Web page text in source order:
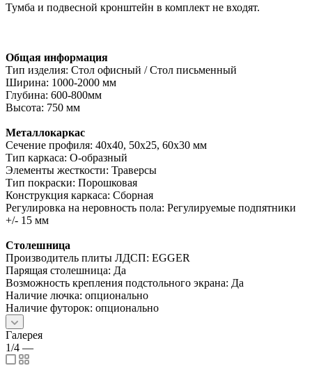
Тумба и подвесной кронштейн в комплект не входят.
Общая информация
Тип изделия: Стол офисный / Стол письменный
Ширина: 1000-2000 мм
Глубина: 600-800мм
Высота: 750 мм
Металлокаркас
Сечение профиля: 40х40, 50х25, 60х30 мм
Тип каркаса: О-образный
Элементы жесткости: Траверсы
Тип покраски: Порошковая
Конструкция каркаса: Сборная
Регулировка на неровность пола: Регулируемые подпятники
+/- 15 мм
Столешница
Производитель плиты ЛДСП: EGGER
Парящая столешница: Да
Возможность крепления подстольного экрана: Да
Наличие лючка: опционально
Наличие футорок: опционально
Галерея
1/4 —